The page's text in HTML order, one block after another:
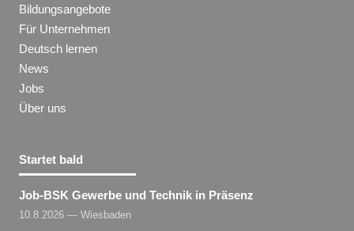
Bildungsangebote
Für Unternehmen
Deutsch lernen
News
Jobs
Über uns
Startet bald
Job-BSK Gewerbe und Technik in Präsenz
10.8.2026 — Wiesbaden